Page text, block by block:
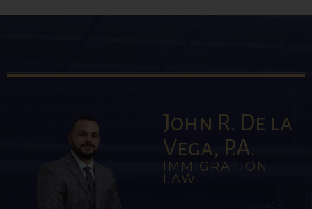
John R. De la
Vega, P.A.
IMMIGRATION
LAW